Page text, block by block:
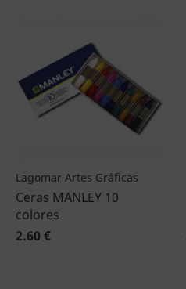
Lagomar Artes Gráficas
Ceras MANLEY 10
colores
2.60 €